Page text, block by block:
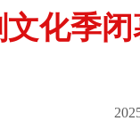
文化季